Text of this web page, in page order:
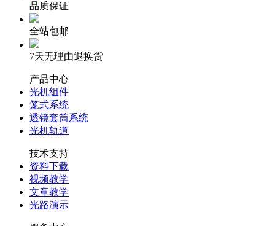
品质保证
全站包邮
7天无理由退换货
产品中心
光机组件
笼式系统
透镜套筒系统
光机轨道
技术支持
资料下载
视频教学
文章教学
光路演示